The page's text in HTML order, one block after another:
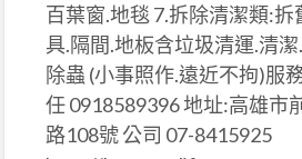
百葉窗.地毯 7.拆除清潔類:拆
具.隔間.地板含垃圾清運.清
除蟲 (小事照作.遠近不拘)服
任 0918589396 地址:高雄市
路108號 公司 07-8415925